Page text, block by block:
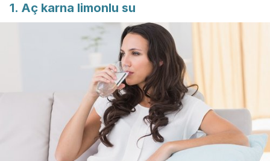
1. Aç karna limonlu su